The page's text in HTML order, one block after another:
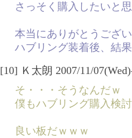
さっそく購入したいと
本当にありがとうござ
ハブリング装着後、結
[10] Ｋ太朗 2007/11/
そ・・・そうなんだｗ
僕もハブリング購入検
良い板だｗｗｗ